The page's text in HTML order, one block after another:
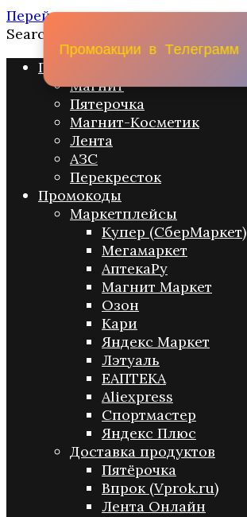
Перейти к содержанию
Search for:
Промо акции
Магнит
Пятерочка
Магнит-Косметик
Лента
АЗС
Перекресток
Промокоды
Маркетплейсы
Купер (СберМаркет)
Мегамаркет
АптекаРу
Магнит Маркет
Озон
Кари
Яндекс Маркет
Лэтуаль
ЕАПТЕКА
Aliexpress
Спортмастер
Яндекс Плюс
Доставка продуктов
Пятёрочка
Впрок (Vprok.ru)
Лента Онлайн
Промоакции в Телеграмм